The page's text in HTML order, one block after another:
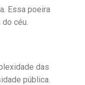
Essa poeira
céu.
das
pública.